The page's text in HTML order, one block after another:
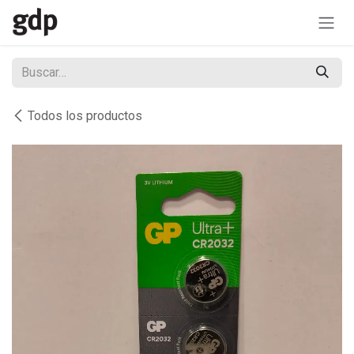
Ir al contenido
Todos los productos